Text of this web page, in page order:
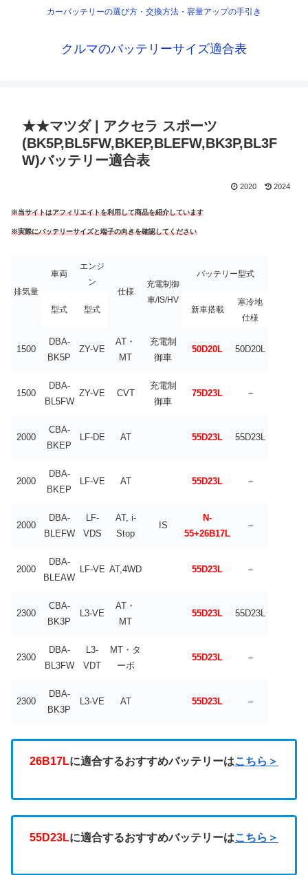
カーバッテリーの選び方・交換方法・容量アップの手引き
クルマのバッテリーサイズ適合表
★★マツダ | アクセラ スポーツ
(BK5P,BL5FW,BKEP,BLEFW,BK3P,BL3F
W)バッテリー適合表
2020 2024
※当サイトはアフィリエイトを利用して商品を紹介しています
※実際にバッテリーサイズと端子の向きを確認してください
排気量
車両
エンジ
ン
仕様
充電制御
車/IS/HV
バッテリー型式
型式 型式 新車搭載
寒冷地
仕様
1500
DBA-
BK5P
ZY-VE
AT・
MT
充電制
御車
50D20L 50D20L
1500
DBA-
BL5FW
ZY-VE CVT
充電制
御車
75D23L –
2000
CBA-
BKEP
LF-DE AT 55D23L 55D23L
2000
DBA-
BKEP
LF-VE AT 55D23L –
2000
DBA-
BLEFW
LF-
VDS
AT, i-
Stop
IS
N-
55+26B17L
–
2000
DBA-
BLEAW
LF-VE AT,4WD 55D23L –
2300
CBA-
BK3P
L3-VE
AT・
MT
55D23L 55D23L
2300
DBA-
BL3FW
L3-
VDT
MT・タ
ーボ
55D23L –
2300
DBA-
BK3P
L3-VE AT 55D23L –
26B17Lに適合するおすすめバッテリーはこちら＞
55D23Lに適合するおすすめバッテリーはこちら＞